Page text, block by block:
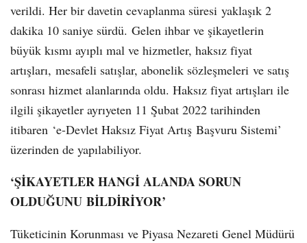
verildi. Her bir davetin cevaplanma süresi yaklaşık 2
dakika 10 saniye sürdü. Gelen ihbar ve şikayetlerin
büyük kısmı ayıplı mal ve hizmetler, haksız fiyat
artışları, mesafeli satışlar, abonelik sözleşmeleri ve satış
sonrası hizmet alanlarında oldu. Haksız fiyat artışları ile
ilgili şikayetler ayrıyeten 11 Şubat 2022 tarihinden
itibaren ‘e-Devlet Haksız Fiyat Artış Başvuru Sistemi’
üzerinden de yapılabiliyor.
‘ŞİKAYETLER HANGİ ALANDA SORUN
OLDUĞUNU BİLDİRİYOR’
Tüketicinin Korunması ve Piyasa Nezareti Genel Müdürü